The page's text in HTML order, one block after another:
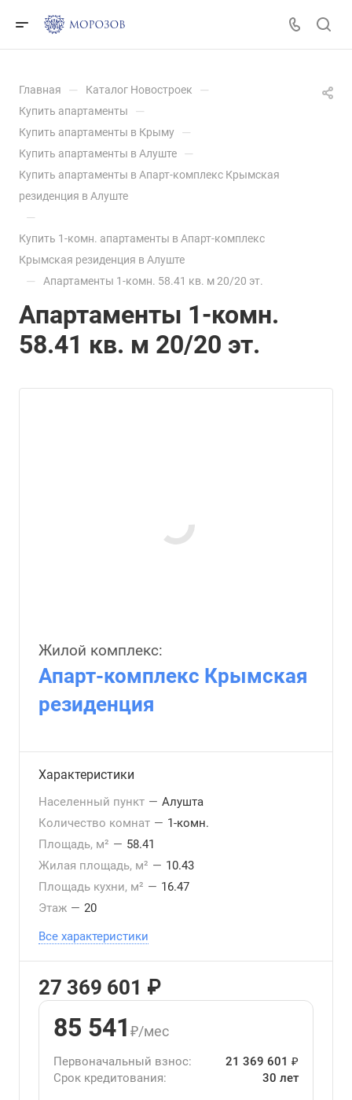
Главная — Каталог Новостроек —
Купить апартаменты —
Купить апартаменты в Крыму —
Купить апартаменты в Алуште —
Купить апартаменты в Апарт-комплекс Крымская
резиденция в Алуште
—
Купить 1-комн. апартаменты в Апарт-комплекс
Крымская резиденция в Алуште
— Апартаменты 1-комн. 58.41 кв. м 20/20 эт.
Апартаменты 1-комн.
58.41 кв. м 20/20 эт.
Жилой комплекс:
Апарт-комплекс Крымская
резиденция
Характеристики
Населенный пункт — Алушта
Количество комнат — 1-комн.
Площадь, м² — 58.41
Жилая площадь, м² — 10.43
Площадь кухни, м² — 16.47
Этаж — 20
Все характеристики
27 369 601 ₽
85 541 ₽/мес
Первоначальный взнос:
21 369 601 ₽
Срок кредитования:
30 лет